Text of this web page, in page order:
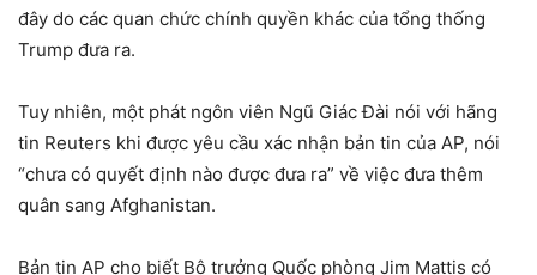
đây do các quan chức chính quyền khác của tổng thống
Trump đưa ra.
Tuy nhiên, một phát ngôn viên Ngũ Giác Đài nói với hãng
tin Reuters khi được yêu cầu xác nhận bản tin của AP, nói
“chưa có quyết định nào được đưa ra” về việc đưa thêm
quân sang Afghanistan.
Bản tin AP cho biết Bộ trưởng Quốc phòng Jim Mattis có